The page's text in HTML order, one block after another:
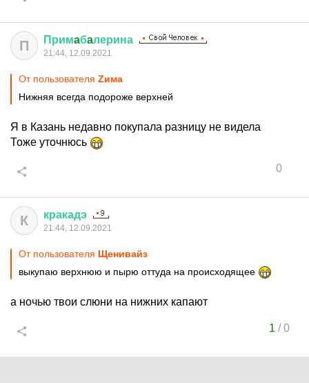
П Примaбaлерина
21:44, 12.09.2021
От пользователя Zима
Нижняя всегда подороже верхней
Я в Казань недавно покупала разницу не видела
Тоже уточнюсь
0
К кракадэ
21:44, 12.09.2021
От пользователя Щенивайз
выкупаю верхнюю и пырю оттуда на происходящее
а ночью твои слюни на нижних капают
1 /0